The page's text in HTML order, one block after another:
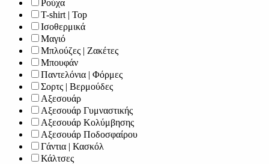
Ρούχα
T-shirt | Top
Ισοθερμικά
Μαγιό
Μπλούζες | Ζακέτες
Μπουφάν
Παντελόνια | Φόρμες
Σορτς | Βερμούδες
Αξεσουάρ
Αξεσουάρ Γυμναστικής
Αξεσουάρ Κολύμβησης
Αξεσουάρ Ποδοσφαίρου
Γάντια | Κασκόλ
Κάλτσες